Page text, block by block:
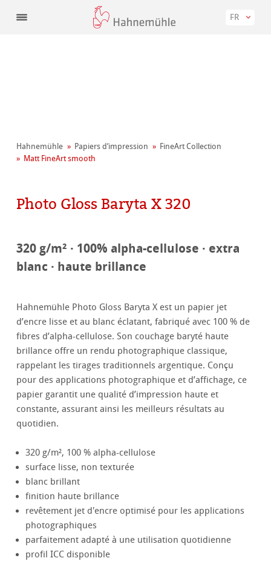
FR
Hahnemühle Papiers d‘impression
FineArt Collection
Matt FineArt smooth
Photo Gloss Baryta X 320
320 g/m² · 100% alpha-cellulose · extra
blanc · haute brillance
Hahnemühle Photo Gloss Baryta X est un papier jet
d’encre lisse et au blanc éclatant, fabriqué avec 100 % de
fibres d’alpha-cellulose. Son couchage baryté haute
brillance offre un rendu photographique classique,
rappelant les tirages traditionnels argentique. Conçu
pour des applications photographique et d’affichage, ce
papier garantit une qualité d’impression haute et
constante, assurant ainsi les meilleurs résultats au
quotidien.
320 g/m², 100 % alpha-cellulose
surface lisse, non texturée
blanc brillant
finition haute brillance
revêtement jet d'encre optimisé pour les applications
photographiques
parfaitement adapté à une utilisation quotidienne
profil ICC disponible